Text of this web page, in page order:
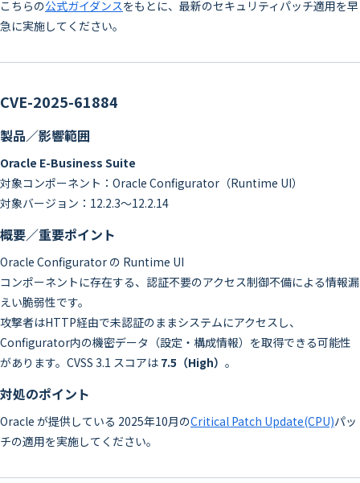
こちらの公式ガイダンスをもとに、最新のセキュリティパッチ適用を早
急に実施してください。
CVE-2025-61884
製品／影響範囲
Oracle E-Business Suite
対象コンポーネント：Oracle Configurator（Runtime UI）
対象バージョン：12.2.3〜12.2.14
概要／重要ポイント
Oracle Configurator の Runtime UI
コンポーネントに存在する、認証不要のアクセス制御不備による情報漏
えい脆弱性です。
攻撃者はHTTP経由で未認証のままシステムにアクセスし、
Configurator内の機密データ（設定・構成情報）を取得できる可能性
があります。CVSS 3.1 スコアは 7.5（High） 。
対処のポイント
Oracle が提供している 2025年10月のCritical Patch Update(CPU)パッ
チの適用を実施してください。